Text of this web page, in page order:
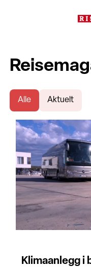
Alle Aktuelt
Klimaanlegg i